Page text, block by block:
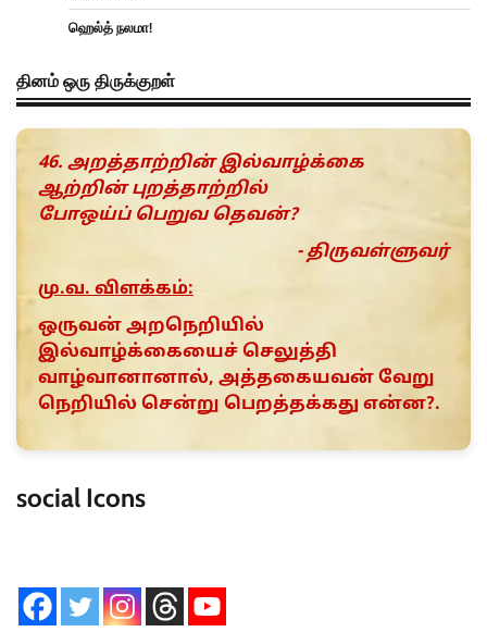
ஹெல்த் நலமா!
தினம் ஒரு திருக்குறள்
46. அறத்தாற்றின் இல்வாழ்க்கை
ஆற்றின் புறத்தாற்றில்
போஒய்ப் பெறுவ தெவன்?
- திருவள்ளுவர்
மு.வ. விளக்கம்:
ஒருவன் அறநெறியில்
இல்வாழ்க்கையைச் செலுத்தி
வாழ்வானானால், அத்தகையவன் வேறு
நெறியில் சென்று பெறத்தக்கது என்ன?.
social Icons